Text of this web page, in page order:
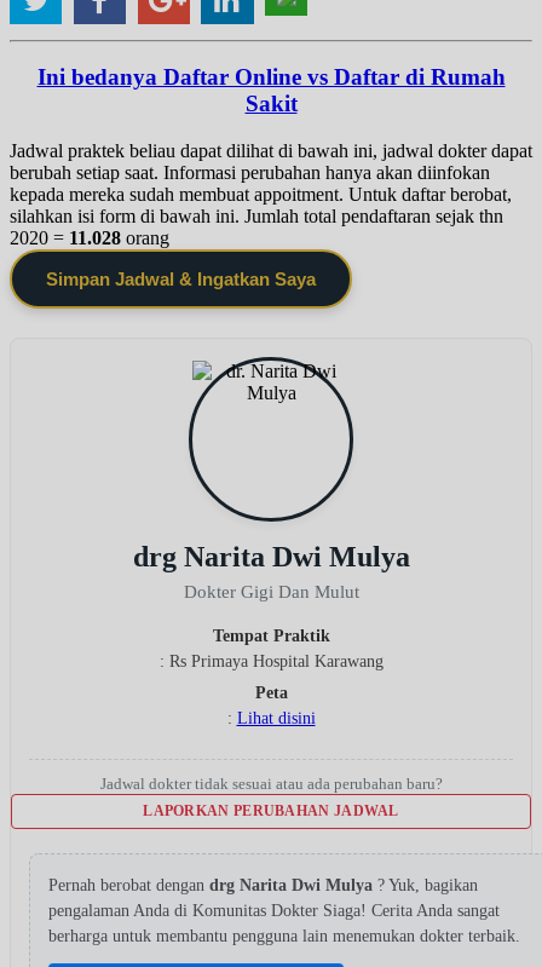
Ini bedanya Daftar Online vs Daftar di Rumah
Sakit
Jadwal praktek beliau dapat dilihat di bawah ini, jadwal dokter dapat
berubah setiap saat. Informasi perubahan hanya akan diinfokan
kepada mereka sudah membuat appoitment. Untuk daftar berobat,
silahkan isi form di bawah ini. Jumlah total pendaftaran sejak thn
2020 = 11.028 orang
Simpan Jadwal & Ingatkan Saya
drg Narita Dwi Mulya
Dokter Gigi Dan Mulut
Tempat Praktik
: Rs Primaya Hospital Karawang
Peta
: Lihat disini
Jadwal dokter tidak sesuai atau ada perubahan baru?
LAPORKAN PERUBAHAN JADWAL
Pernah berobat dengan drg Narita Dwi Mulya ? Yuk, bagikan
pengalaman Anda di Komunitas Dokter Siaga! Cerita Anda sangat
berharga untuk membantu pengguna lain menemukan dokter terbaik.